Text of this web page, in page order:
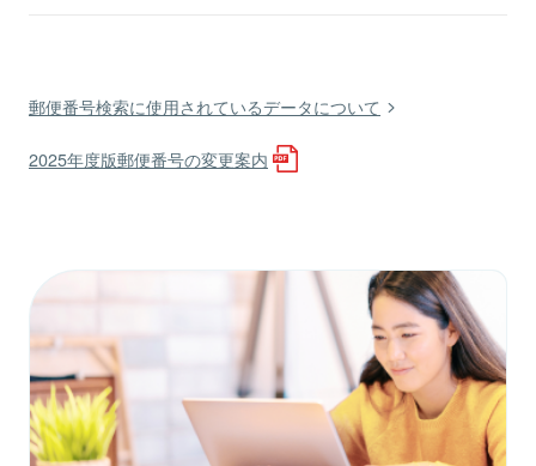
郵便番号検索に使用されているデータについて
2025年度版郵便番号の変更案内